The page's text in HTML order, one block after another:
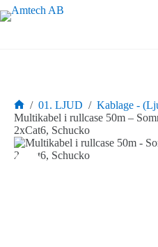
Hoppa
till
Hem
/ 01. LJUD / Kablage -
Multikabel i rullcase 50m –
2xCat6, Schucko